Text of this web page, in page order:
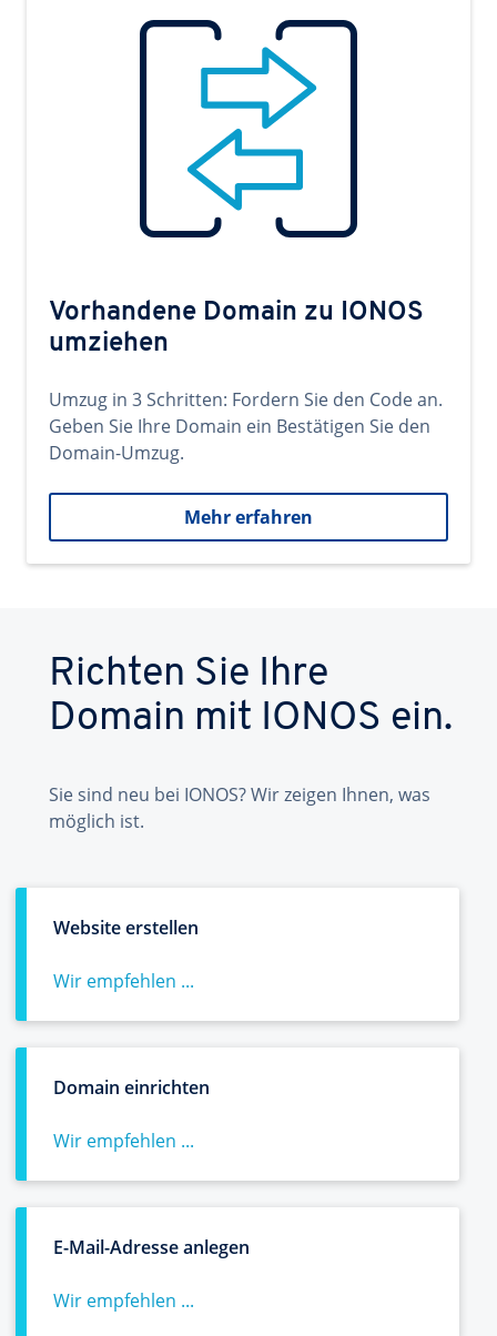
Vorhandene Domain zu IONOS
umziehen
Umzug in 3 Schritten: Fordern Sie den Code an.
Geben Sie Ihre Domain ein Bestätigen Sie den
Domain-Umzug.
Mehr erfahren
Richten Sie Ihre
Domain mit IONOS ein.
Sie sind neu bei IONOS? Wir zeigen Ihnen, was
möglich ist.
Website erstellen
Wir empfehlen ...
Domain einrichten
Wir empfehlen ...
E-Mail-Adresse anlegen
Wir empfehlen ...